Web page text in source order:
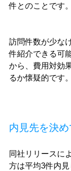
件とのことです。
訪問件数が少な
件紹介できる可
から、費用対効
るか懐疑的です。
内見先を決め
同社リリースに
方は平均3件内